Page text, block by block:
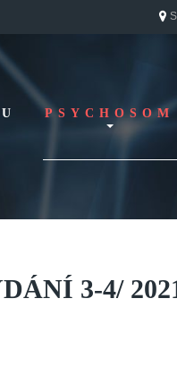
PSYCHOSOM
Vydání 1/ 2026
Vydání 2/ 2025
Vydání 3-4/ 2024
3-4/